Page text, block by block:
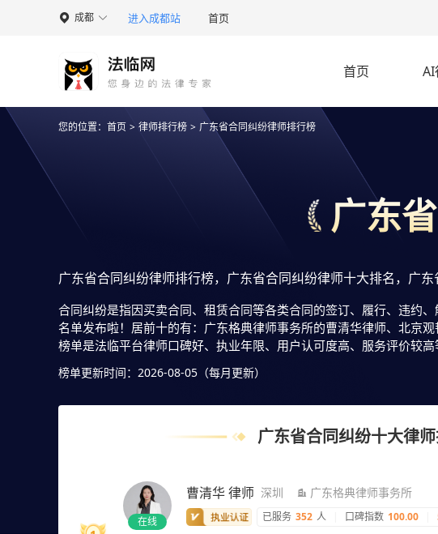
 成都 进入成都站 首页
首页 AI
您的位置： 首页 > 律师排行榜 > 广东省合同纠纷律师排行榜
广东
广东省合同纠纷律师排行榜，广东省合同纠纷律师十大排名，广
合同纠纷是指因买卖合同、租赁合同等各类合同的签订、履行、违约
名单发布啦！居前十的有：广东格典律师事务所的曹清华律师、北京
榜单是法临平台律师口碑好、执业年限、用户认可度高、服务评价较
可以多比较，选择自己满意且合适案情的，也可以直接免费提问咨询，
榜单更新时间：2026-08-05（每月更新）
广东省合同纠纷十大律
在线
曹清华律师 深圳 广东格典律师事务所
已服务 352 人 口碑指数 100.00